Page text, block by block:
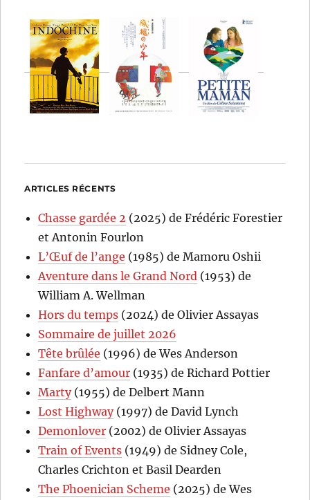
ARTICLES RÉCENTS
Chasse gardée 2 (2025) de Frédéric Forestier
et Antonin Fourlon
L’Œuf de l’ange (1985) de Mamoru Oshii
Aventure dans le Grand Nord (1953) de
William A. Wellman
Hors du temps (2024) de Olivier Assayas
Sommaire de juillet 2026
Tête brûlée (1996) de Wes Anderson
Fanfare d’amour (1935) de Richard Pottier
Marty(1955) de Delbert Mann
Lost Highway(1997) de David Lynch
Demonlover (2002) de Olivier Assayas
Train of Events (1949) de Sidney Cole,
Charles Crichton et Basil Dearden
The Phoenician Scheme (2025) de Wes